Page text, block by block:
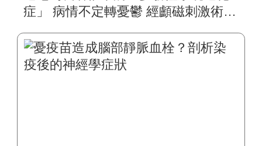
症」 病情不定轉憂鬱 經顱磁刺激術挽